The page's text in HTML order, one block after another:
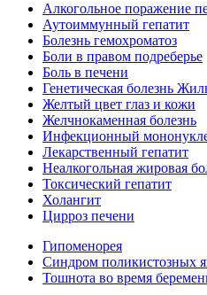
Алкогольное поражение
Аутоиммунный гепатит
Болезнь гемохроматоз
Боли в правом подреберье
Боль в печени
Генетическая болезнь
Желтый цвет глаз и кожи
Желчнокаменная болезнь
Инфекционный
Лекарственный гепатит
Неалкогольная жировая
Токсический гепатит
Холангит
Цирроз печени
Гипоменорея
Синдром поликистозных
Тошнота во время